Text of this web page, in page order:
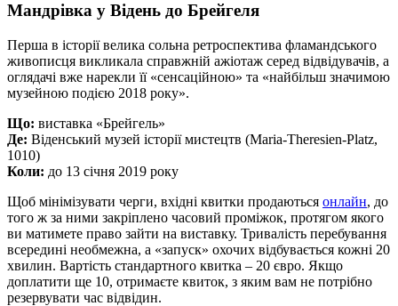
Мандрівка у Відень до Брейгеля
Перша в історії велика сольна ретроспектива фламандського
живописця викликала справжній ажіотаж серед відвідувачів, а
оглядачі вже нарекли її «сенсаційною» та «найбільш значимою
музейною подією 2018 року».
Що: виставка «Брейгель»
Де: Віденський музей історії мистецтв (Maria-Theresien-Platz,
1010)
Коли: до 13 січня 2019 року
Щоб мінімізувати черги, вхідні квитки продаються онлайн, до
того ж за ними закріплено часовий проміжок, протягом якого
ви матимете право зайти на виставку. Тривалість перебування
всередині необмежна, а «запуск» охочих відбувається кожні 20
хвилин. Вартість стандартного квитка – 20 євро. Якщо
доплатити ще 10, отримаєте квиток, з яким вам не потрібно
резервувати час відвідин.